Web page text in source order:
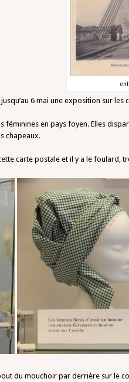
6 mai une exposition sur
féminines en pays foyen. Elles
chapeaux.
carte postale et il y a le foulard,
du mouchoir par derrière sur le